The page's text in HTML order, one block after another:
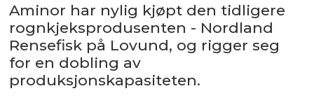
Aminor har nylig kjøpt den tidligere
rognkjeksprodusenten - Nordland
Rensefisk på Lovund, og rigger seg
for en dobling av
produksjonskapasiteten.